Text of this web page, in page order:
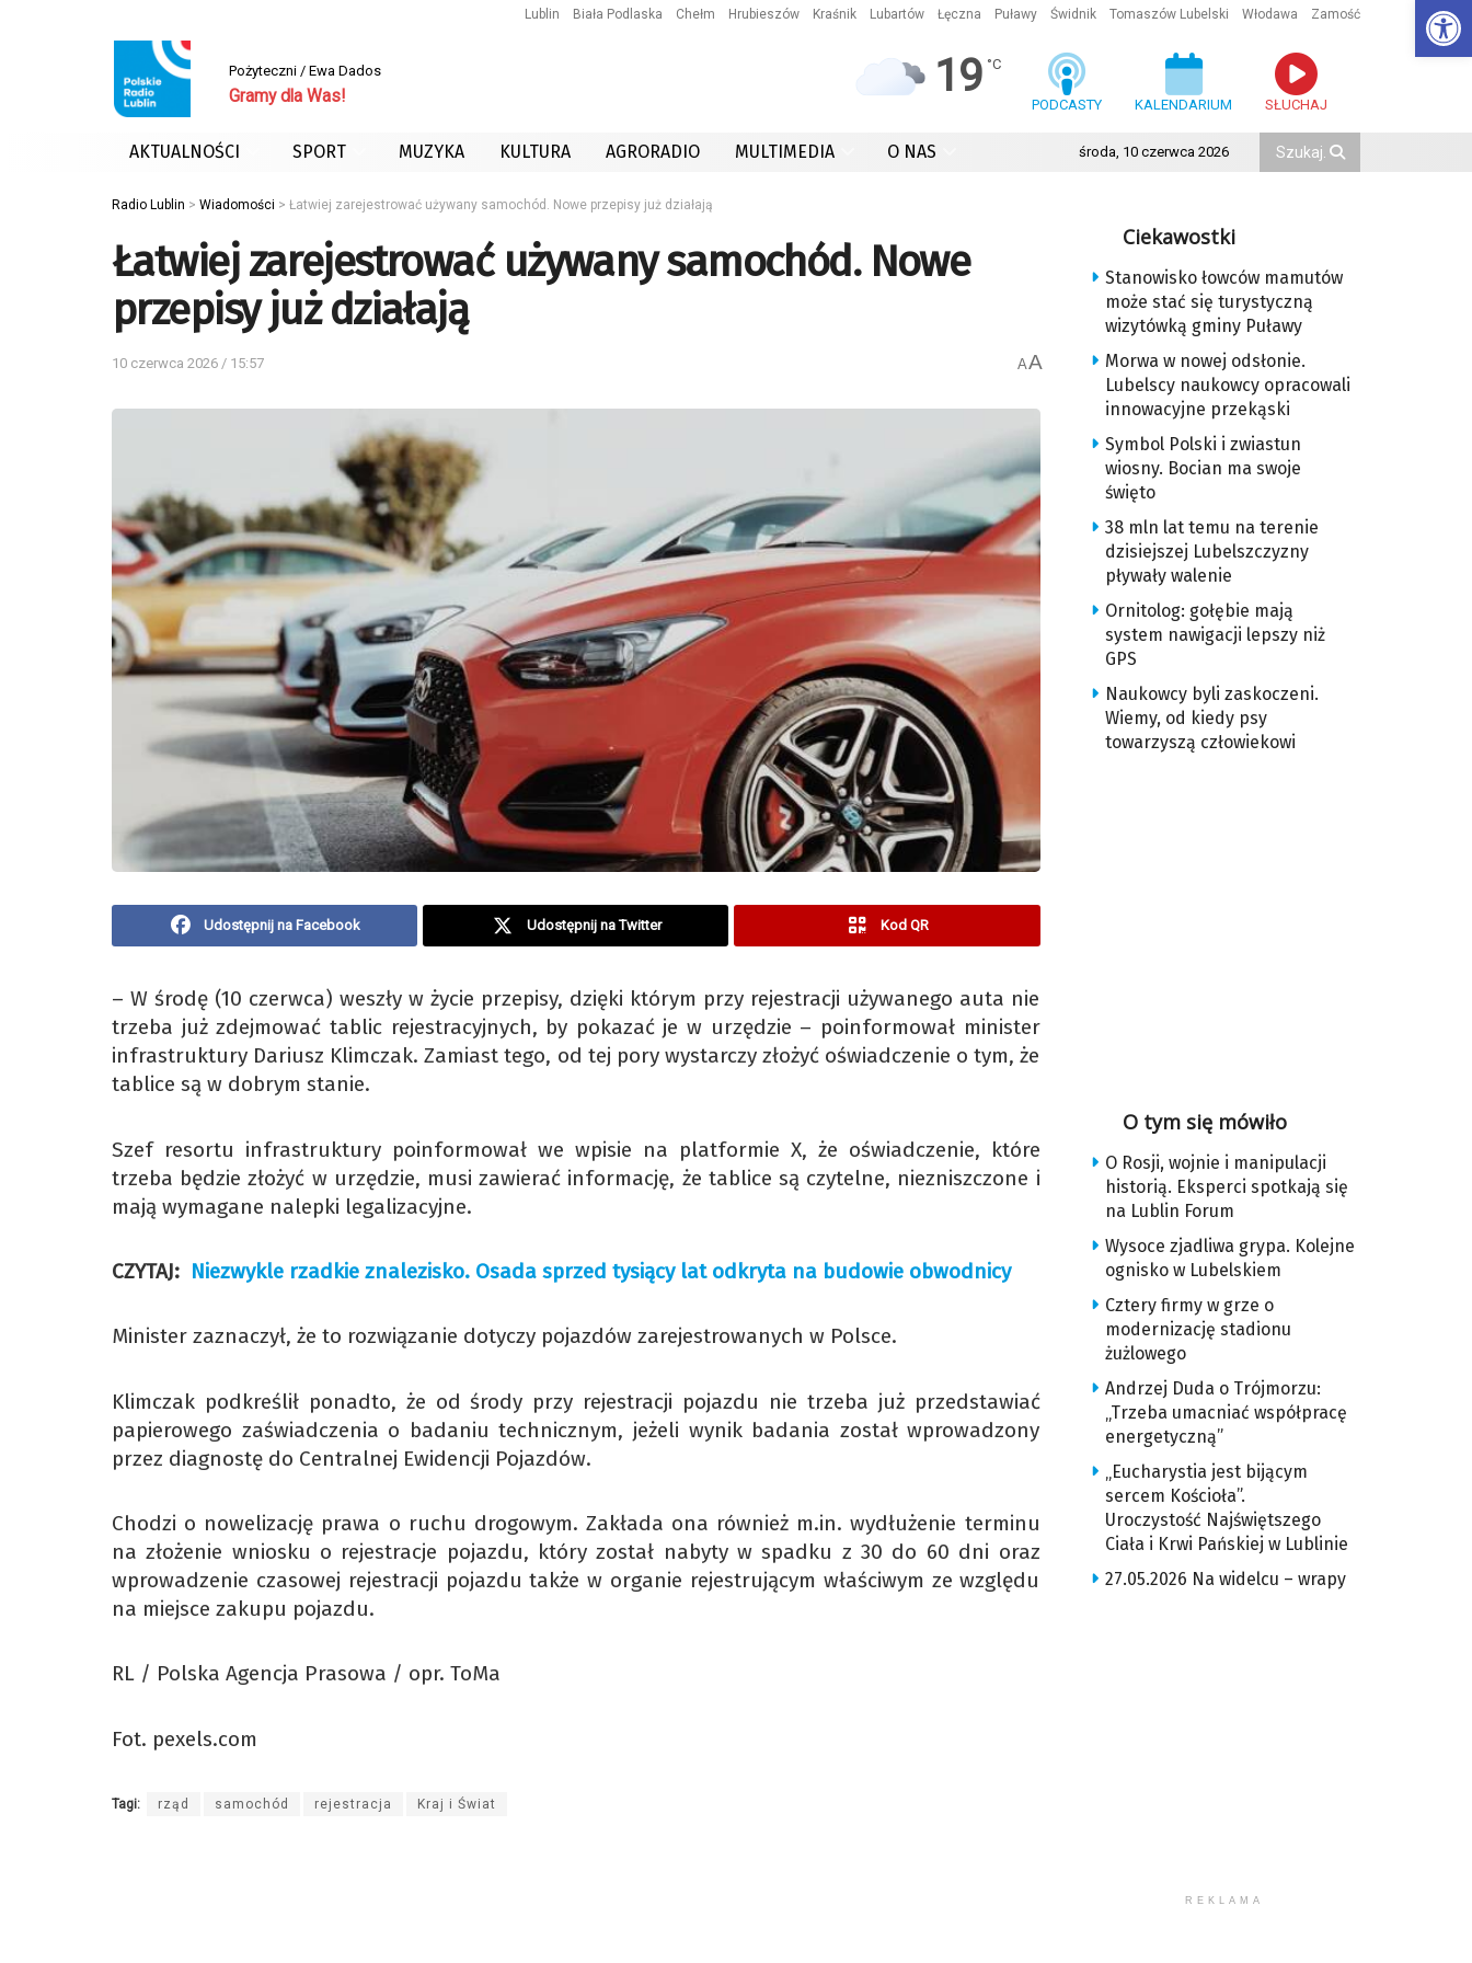
Lublin Biała Podlaska Chełm Hrubieszów Kraśnik Lubartów Łęczna Puławy Świdnik Tomaszów Lubelski Włodawa Zamość
Pożyteczni / Ewa Dados
Gramy dla Was! 19 °C
PODCASTY KALENDARIUM SŁUCHAJ
AKTUALNOŚCI SPORT MUZYKA KULTURA AGRORADIO MULTIMEDIA O NAS środa, 10 czerwca 2026
Radio Lublin > Wiadomości > Łatwiej zarejestrować używany samochód. Nowe przepisy już działają
Łatwiej zarejestrować używany samochód. Nowe
przepisy już działają
10 czerwca 2026 / 15:57 AA
Udostępnij na Facebook Udostępnij na Twitter Kod QR
– W środę (10 czerwca) weszły w życie przepisy, dzięki którym przy rejestracji używanego auta nie
trzeba już zdejmować tablic rejestracyjnych, by pokazać je w urzędzie – poinformował minister
infrastruktury Dariusz Klimczak. Zamiast tego, od tej pory wystarczy złożyć oświadczenie o tym, że
tablice są w dobrym stanie.
Szef resortu infrastruktury poinformował we wpisie na platformie X, że oświadczenie, które
trzeba będzie złożyć w urzędzie, musi zawierać informację, że tablice są czytelne, niezniszczone i
mają wymagane nalepki legalizacyjne.
CZYTAJ: Niezwykle rzadkie znalezisko. Osada sprzed tysiący lat odkryta na budowie obwodnicy
Minister zaznaczył, że to rozwiązanie dotyczy pojazdów zarejestrowanych w Polsce.
Klimczak podkreślił ponadto, że od środy przy rejestracji pojazdu nie trzeba już przedstawiać
papierowego zaświadczenia o badaniu technicznym, jeżeli wynik badania został wprowadzony
przez diagnostę do Centralnej Ewidencji Pojazdów.
Chodzi o nowelizację prawa o ruchu drogowym. Zakłada ona również m.in. wydłużenie terminu
na złożenie wniosku o rejestracje pojazdu, który został nabyty w spadku z 30 do 60 dni oraz
wprowadzenie czasowej rejestracji pojazdu także w organie rejestrującym właściwym ze względu
na miejsce zakupu pojazdu.
RL / Polska Agencja Prasowa / opr. ToMa
Fot. pexels.com
Tagi: rząd samochód rejestracja Kraj i Świat
Ciekawostki
Stanowisko łowców mamutów
może stać się turystyczną
wizytówką gminy Puławy
Morwa w nowej odsłonie.
Lubelscy naukowcy opracowali
innowacyjne przekąski
Symbol Polski i zwiastun
wiosny. Bocian ma swoje
święto
38 mln lat temu na terenie
dzisiejszej Lubelszczyzny
pływały walenie
Ornitolog: gołębie mają
system nawigacji lepszy niż
GPS
Naukowcy byli zaskoczeni.
Wiemy, od kiedy psy
towarzyszą człowiekowi
O tym się mówiło
O Rosji, wojnie i manipulacji
historią. Eksperci spotkają się
na Lublin Forum
Wysoce zjadliwa grypa. Kolejne
ognisko w Lubelskiem
Cztery firmy w grze o
modernizację stadionu
żużlowego
Andrzej Duda o Trójmorzu:
„Trzeba umacniać współpracę
energetyczną”
„Eucharystia jest bijącym
sercem Kościoła”.
Uroczystość Najświętszego
Ciała i Krwi Pańskiej w Lublinie
27.05.2026 Na widelcu – wrapy
REKLAMA